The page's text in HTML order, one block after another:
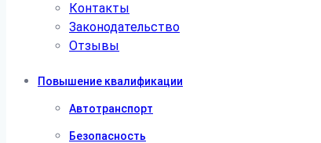
Контакты
Законодательство
Отзывы
Повышение квалификации
Автотранспорт
Безопасность